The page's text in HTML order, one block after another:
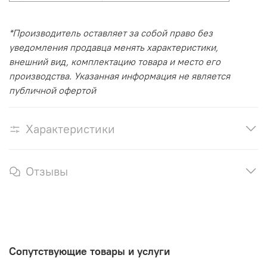
*Производитель оставляет за собой право без
уведомления продавца менять характеристики,
внешний вид, комплектацию товара и место его
производства. Указанная информация не является
публичной офертой
Характеристики
Отзывы
Сопутствующие товары и услуги